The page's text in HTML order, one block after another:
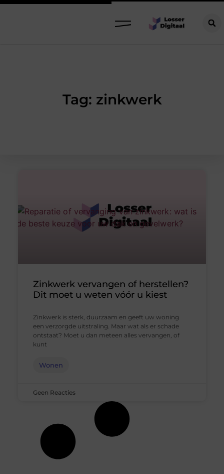
Tag: zinkwerk
Zinkwerk vervangen of herstellen?
Dit moet u weten vóór u kiest
Zinkwerk is sterk, duurzaam en geeft uw woning
een verzorgde uitstraling. Maar wat als er schade
ontstaat? Moet u dan meteen alles vervangen, of
kunt
Wonen
Geen Reacties